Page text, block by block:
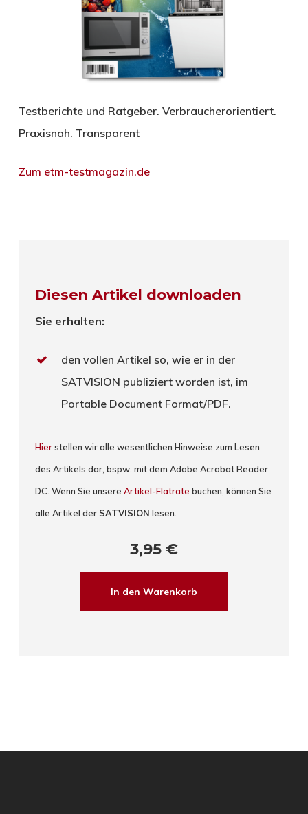
Testberichte und Ratgeber. Verbraucherorientiert.
Praxisnah. Transparent
Zum etm-testmagazin.de
Diesen Artikel downloaden
Sie erhalten:
den vollen Artikel so, wie er in der
SATVISION publiziert worden ist, im
Portable Document Format/PDF.
Hierstellen wir alle wesentlichen Hinweise zum Lesen
des Artikels dar, bspw. mit dem Adobe Acrobat Reader
DC. Wenn Sie unsereArtikel-Flatrate buchen, können Sie
alle Artikel der SATVISION lesen.
3,95 €
In den Warenkorb